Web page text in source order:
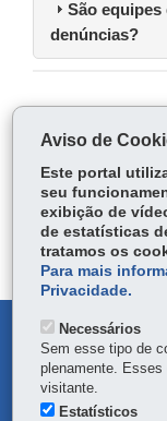
São
denúncias?
Voltar
DENUNCIE
Aviso de
Este portal
seu
exibição de
de estatísticas
tratamos os
Para mais
Privacidade.
Necessários
Sem esse tipo de
plenamente.
visitante.
Estatísticos